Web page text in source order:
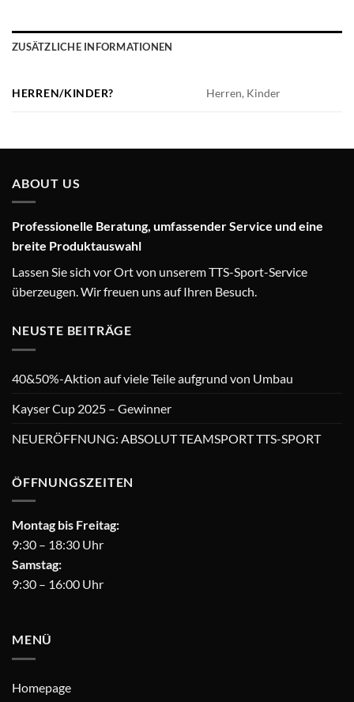
ZUSÄTZLICHE INFORMATIONEN
HERREN/KINDER? Herren, Kinder
ABOUT US
Professionelle Beratung, umfassender Service und eine
breite Produktauswahl
Lassen Sie sich vor Ort von unserem TTS-Sport-Service
überzeugen. Wir freuen uns auf Ihren Besuch.
NEUSTE BEITRÄGE
40&50%-Aktion auf viele Teile aufgrund von Umbau
Kayser Cup 2025 – Gewinner
NEUERÖFFNUNG: ABSOLUT TEAMSPORT TTS-SPORT
ÖFFNUNGSZEITEN
Montag bis Freitag:
9:30 – 18:30 Uhr
Samstag:
9:30 – 16:00 Uhr
MENÜ
Homepage